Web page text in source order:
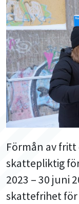
Förmån av
skattepliktig
2023 – 30 juni
skattefrihet för